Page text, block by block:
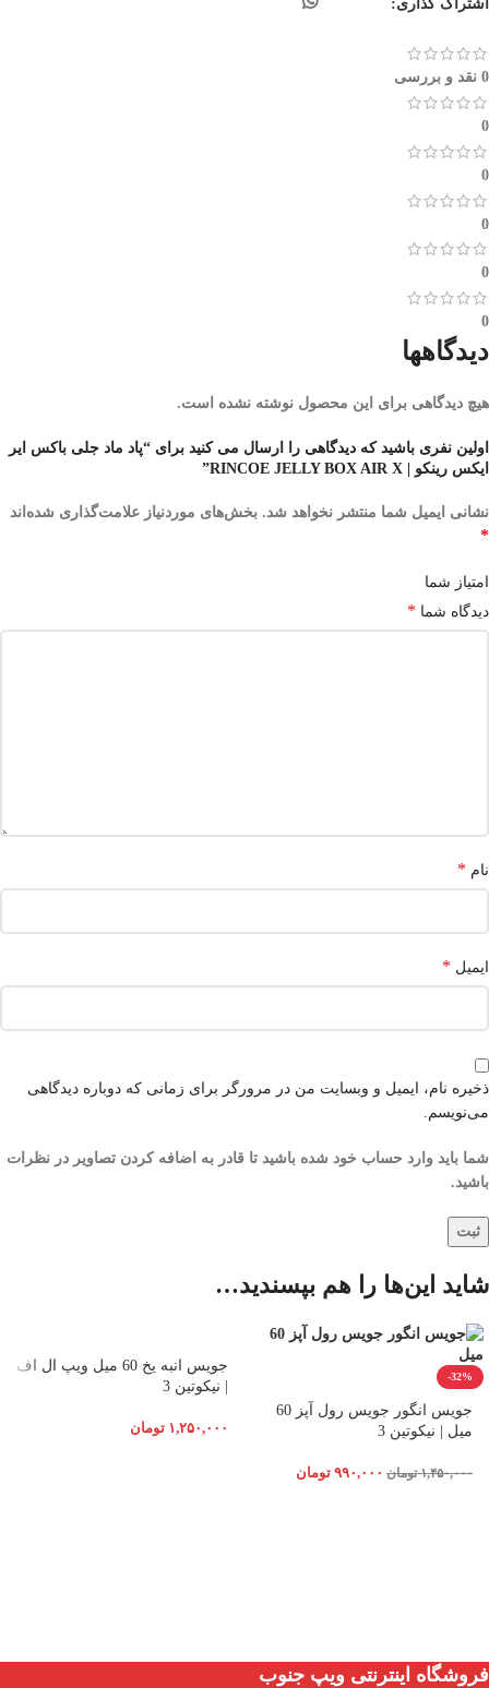
اشتراک گذاری:
0 نقد و بررسی
0
0
0
0
0
دیدگاهها
هیچ دیدگاهی برای این محصول نوشته نشده است.
اولین نفری باشید که دیدگاهی را ارسال می کنید برای “پاد ماد جلی باکس ایر
ایکس رینکو | RINCOE JELLY BOX AIR X”
نشانی ایمیل شما منتشر نخواهد شد. بخش‌های موردنیاز علامت‌گذاری شده‌اند
*
امتیاز شما
دیدگاه شما *
نام *
ایمیل *
ذخیره نام، ایمیل و وبسایت من در مرورگر برای زمانی که دوباره دیدگاهی
می‌نویسم.
شما باید وارد حساب خود شده باشید تا قادر به اضافه کردن تصاویر در نظرات
باشید.
شاید این‌ها را هم بپسندید…
-32%
جویس انگور جویس رول آپز 60
میل | نیکوتین 3
۱,۴۵۰,۰۰۰ تومان ۹۹۰,۰۰۰ تومان
جویس انبه یخ 60 میل ویپ ال اف
| نیکوتین 3
۱,۲۵۰,۰۰۰ تومان
فروشگاه اینترنتی ویپ جنوب